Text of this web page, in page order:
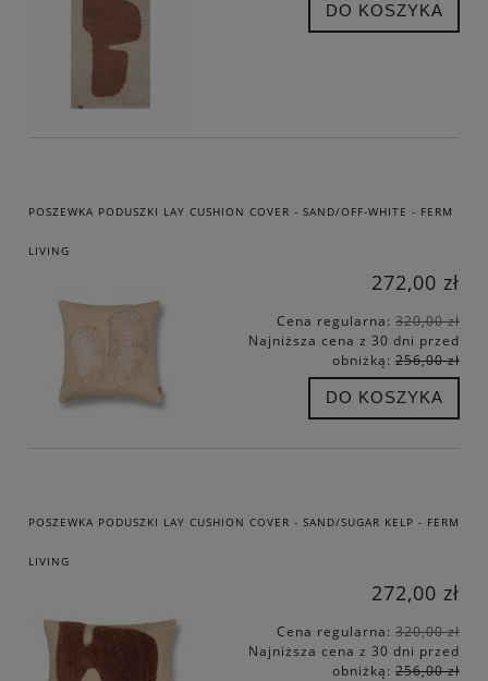
DO KOSZYKA
POSZEWKA PODUSZKI LAY CUSHION COVER - SAND/OFF-WHITE - FERM
LIVING
272,00 zł
Cena regularna: 320,00 zł
Najniższa cena z 30 dni przed
obniżką: 256,00 zł
DO KOSZYKA
POSZEWKA PODUSZKI LAY CUSHION COVER - SAND/SUGAR KELP - FERM
LIVING
272,00 zł
Cena regularna: 320,00 zł
Najniższa cena z 30 dni przed
obniżką: 256,00 zł